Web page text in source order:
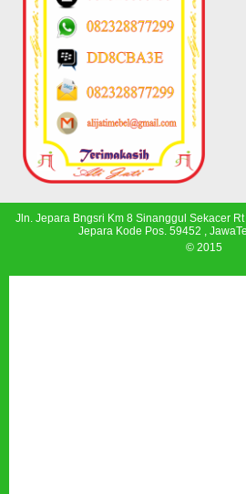
Jln. Jepara Bngsri Km 8 Sinanggul Sekacer
Jepara Kode Pos. 59452 ,
© 2015